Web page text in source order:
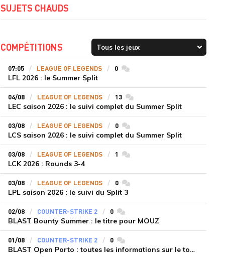
SUJETS CHAUDS
COMPÉTITIONS
07:05 LEAGUE OF LEGENDS 0commentaires
LFL 2026 : le Summer Split
04/08 LEAGUE OF LEGENDS 13commentaires
LEC saison 2026 : le suivi complet du Summer Split
03/08 LEAGUE OF LEGENDS 0commentaires
LCS saison 2026 : le suivi complet du Summer Split
03/08 LEAGUE OF LEGENDS 1 commentaires
LCK 2026 : Rounds 3-4
03/08 LEAGUE OF LEGENDS 0commentaires
LPL saison 2026 : le suivi du Split 3
02/08 COUNTER-STRIKE 2 0commentaires
BLAST Bounty Summer : le titre pour MOUZ
01/08 COUNTER-STRIKE 2 0commentaires
BLAST Open Porto : toutes les informations sur le tournoi